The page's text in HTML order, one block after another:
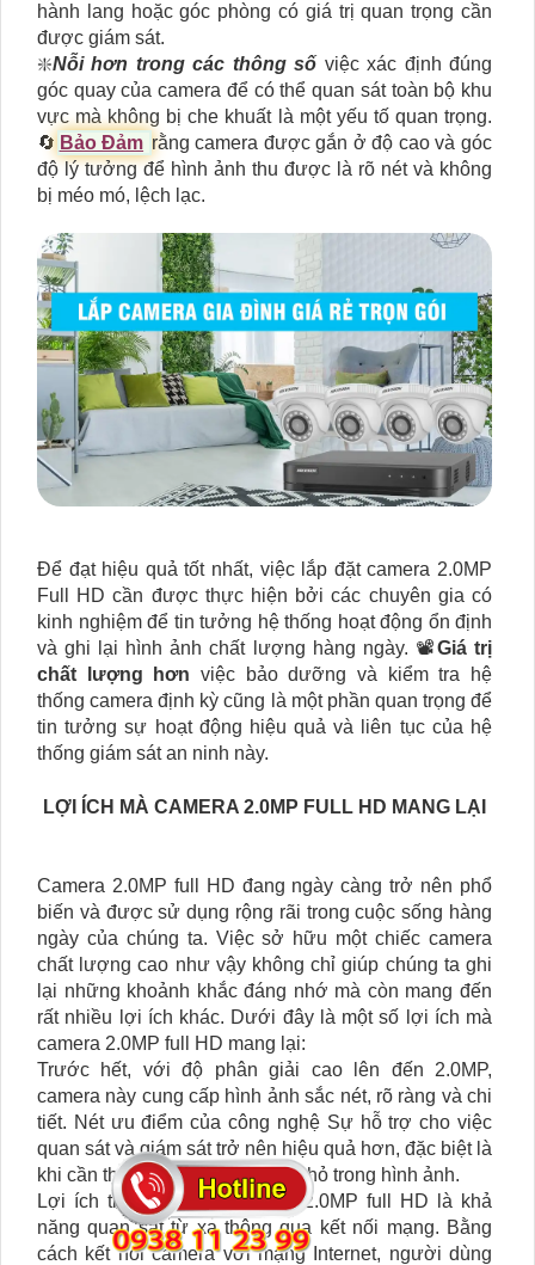
hành lang hoặc góc phòng có giá trị quan trọng cần
được giám sát.
❇️Nỗi hơn trong các thông số việc xác định đúng
góc quay của camera để có thể quan sát toàn bộ khu
vực mà không bị che khuất là một yếu tố quan trọng.
🔄 Bảo Đảm rằng camera được gắn ở độ cao và góc
độ lý tưởng để hình ảnh thu được là rõ nét và không
bị méo mó, lệch lạc.
Để đạt hiệu quả tốt nhất, việc lắp đặt camera 2.0MP
Full HD cần được thực hiện bởi các chuyên gia có
kinh nghiệm để tin tưởng hệ thống hoạt động ổn định
và ghi lại hình ảnh chất lượng hàng ngày. 📽Giá trị
chất lượng hơn việc bảo dưỡng và kiểm tra hệ
thống camera định kỳ cũng là một phần quan trọng để
tin tưởng sự hoạt động hiệu quả và liên tục của hệ
thống giám sát an ninh này.
LỢI ÍCH MÀ CAMERA 2.0MP FULL HD MANG LẠI
Camera 2.0MP full HD đang ngày càng trở nên phổ
biến và được sử dụng rộng rãi trong cuộc sống hàng
ngày của chúng ta. Việc sở hữu một chiếc camera
chất lượng cao như vậy không chỉ giúp chúng ta ghi
lại những khoảnh khắc đáng nhớ mà còn mang đến
rất nhiều lợi ích khác. Dưới đây là một số lợi ích mà
camera 2.0MP full HD mang lại:
Trước hết, với độ phân giải cao lên đến 2.0MP,
camera này cung cấp hình ảnh sắc nét, rõ ràng và chi
tiết. Nét ưu điểm của công nghệ Sự hỗ trợ cho việc
quan sát và giám sát trở nên hiệu quả hơn, đặc biệt là
khi cần theo dõi những chi tiết nhỏ trong hình ảnh.
Lợi ích tiếp theo của camera 2.0MP full HD là khả
năng quan sát từ xa thông qua kết nối mạng. Bằng
cách kết nối camera với mạng Internet, người dùng